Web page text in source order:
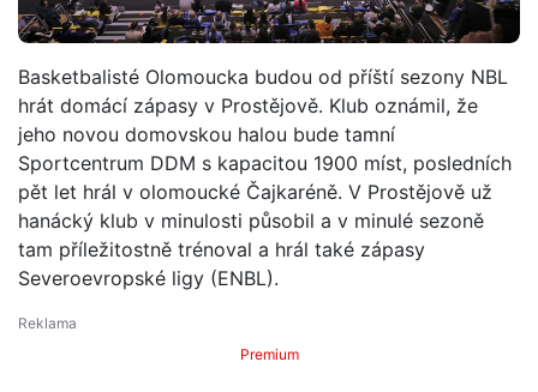
Basketbalisté Olomoucka budou od příští sezony NBL
hrát domácí zápasy v Prostějově. Klub oznámil, že
jeho novou domovskou halou bude tamní
Sportcentrum DDM s kapacitou 1900 míst, posledních
pět let hrál v olomoucké Čajkaréně. V Prostějově už
hanácký klub v minulosti působil a v minulé sezoně
tam příležitostně trénoval a hrál také zápasy
Severoevropské ligy (ENBL).
Premium